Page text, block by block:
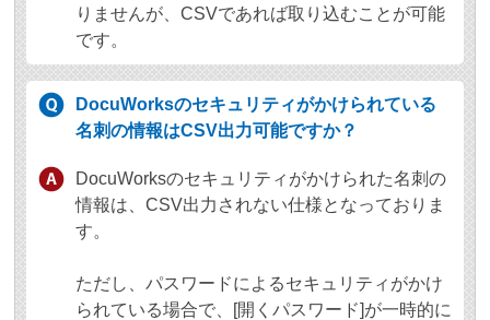
りませんが、CSVであれば取り込むことが可能
です。
DocuWorksのセキュリティがかけられている
名刺の情報はCSV出力可能ですか？
DocuWorksのセキュリティがかけられた名刺の
情報は、CSV出力されない仕様となっておりま
す。
ただし、パスワードによるセキュリティがかけ
られている場合で、[開くパスワード]が一時的に